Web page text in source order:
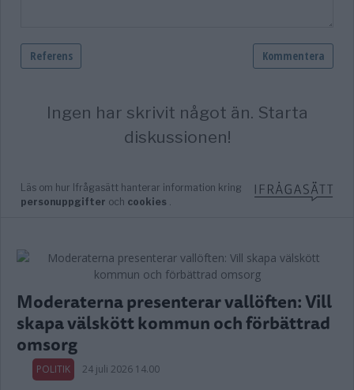
Moderaterna presenterar vallöften: Vill
skapa välskött kommun och förbättrad
omsorg
POLITIK 24 juli 2026 14.00